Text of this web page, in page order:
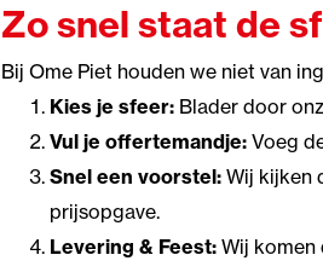
Zo snel staat de
Bij Ome Piet houden we niet van
Kies je sfeer: Blader door
Vul je offertemandje: Voeg
Snel een voorstel: Wij kijken
prijsopgave.
Levering & Feest: Wij komen